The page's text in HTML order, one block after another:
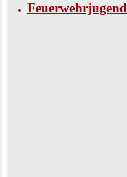
Feuerwehrjugend